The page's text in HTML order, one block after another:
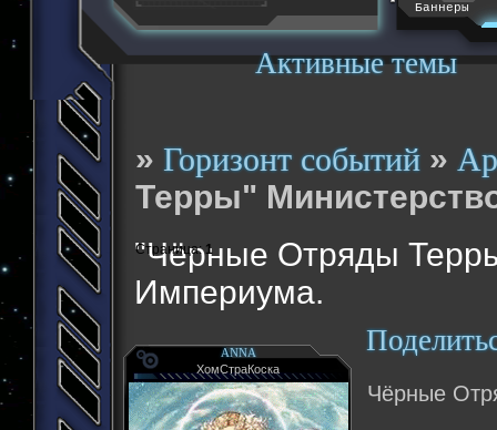
Активные темы
Баннеры
»Горизонт событий »
Терры"
"Чёрные Отряды
Империума.
Страница:1
ANNA
ХомСтраКоска
Чёрные